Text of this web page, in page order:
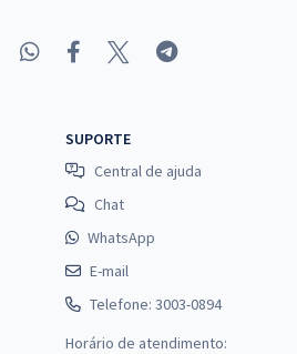
SUPORTE
Central de ajuda
Chat
WhatsApp
E-mail
Telefone: 3003-0894
Horário de atendimento: